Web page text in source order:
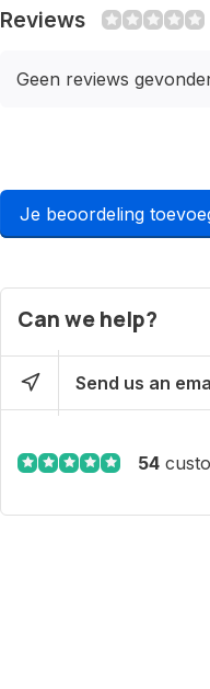
Reviews
Geen reviews
Je beoordeling
Can we help?
Send us an
54